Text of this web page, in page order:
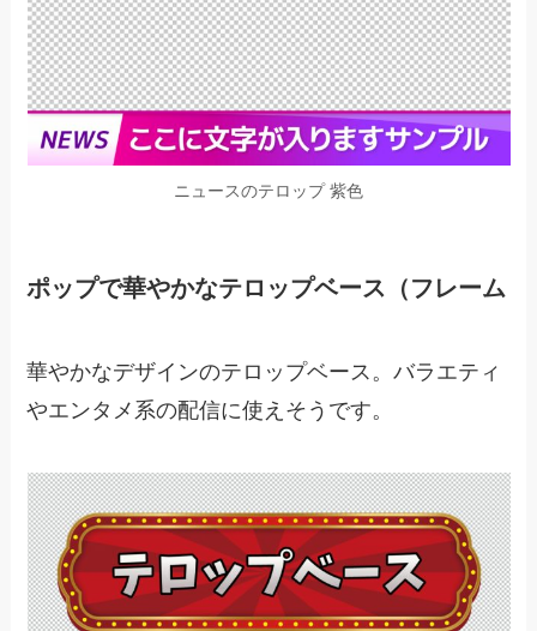
ニュースのテロップ 紫色
ポップで華やかなテロップベース（フレーム
華やかなデザインのテロップベース。バラエティ
やエンタメ系の配信に使えそうです。